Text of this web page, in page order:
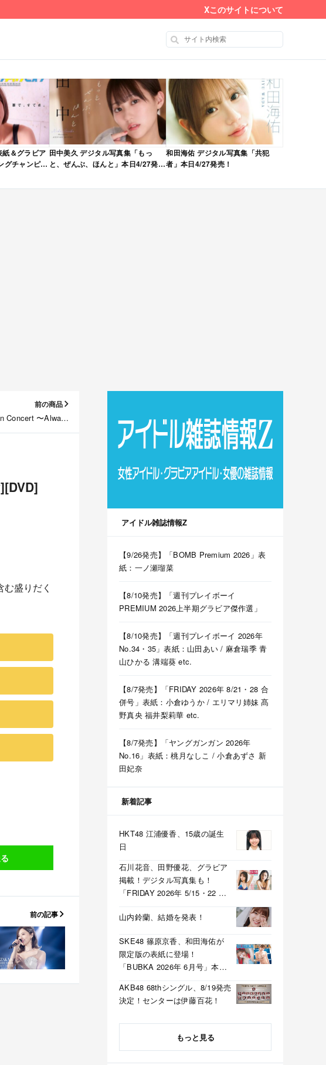
Xこのサイトについて
＆グラビア
グチャンピオ
田中美久 デジタル写真集「もっ
と、ぜんぶ、ほんと」本日4/27発
和田海佑 デジタル写真集「共犯
者」本日4/27発売！
前の商品
Concert 〜Always
盛りだく
前の記事
アイドル雑誌情報Z
【9/26発売】「BOMB Premium 2026」表
紙：一ノ瀬瑠菜
【8/10発売】「週刊プレイボーイ
PREMIUM 2026上半期グラビア傑作選」
【8/10発売】「週刊プレイボーイ 2026年
No.34・35」表紙：山田あい / 麻倉瑞季 青
山ひかる 溝端葵 etc.
【8/7発売】「FRIDAY 2026年 8/21・28 合
併号」表紙：小倉ゆうか / エリマリ姉妹 髙
野真央 福井梨莉華 etc.
【8/7発売】「ヤングガンガン 2026年
No.16」表紙：桃月なしこ / 小倉あずさ 新
田妃奈
新着記事
HKT48 江浦優香、15歳の誕生
日
石川花音、田野優花、グラビア
掲載！デジタル写真集も！
「FRIDAY 2026年 5/15・22 合
山内鈴蘭、結婚を発表！
SKE48 篠原京香、和田海佑が
限定版の表紙に登場！
「BUBKA 2026年 6月号」本日
AKB48 68thシングル、8/19発売
決定！センターは伊藤百花！
もっと見る